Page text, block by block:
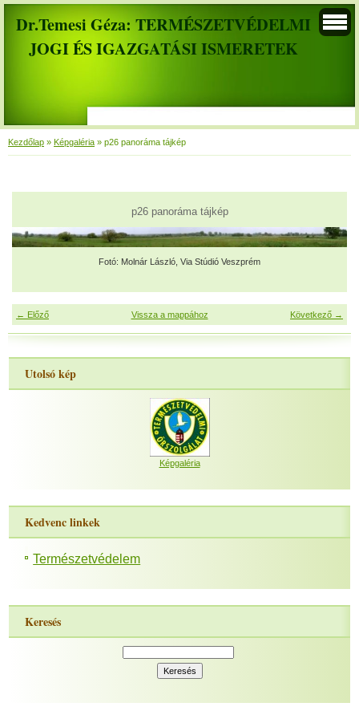
Dr.Temesi Géza: TERMÉSZETVÉDELMI
JOGI ÉS IGAZGATÁSI ISMERETEK
Kezdőlap » Képgaléria » p26 panoráma tájkép
p26 panoráma tájkép
Fotó: Molnár László, Via Stúdió Veszprém
← Előző Következő →
Vissza a mappához
Utolsó kép
Képgaléria
Kedvenc linkek
Természetvédelem
Keresés